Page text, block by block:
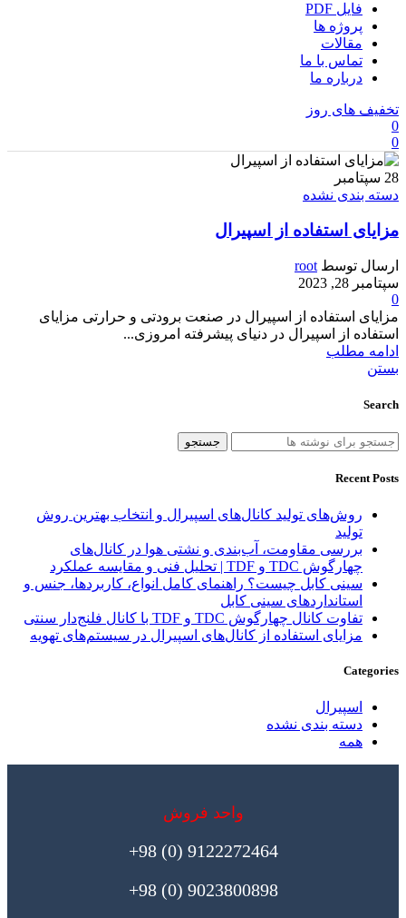
فایل PDF
پروژه ها
مقالات
تماس با ما
درباره ما
تخفیف های روز
0
0
28 سپتامبر
دسته بندی نشده
مزایای استفاده از اسپیرال
ارسال توسط root
سپتامبر 28, 2023
0
مزایای استفاده از اسپیرال در صنعت برودتی و حرارتی مزایای
استفاده از اسپیرال در دنیای پیشرفته امروزی...
ادامه مطلب
بستن
Search
جستجو
Recent Posts
روش‌های تولید کانال‌های اسپیرال و انتخاب بهترین روش
تولید
بررسی مقاومت، آب‌بندی و نشتی هوا در کانال‌های
چهارگوش TDC و TDF | تحلیل فنی و مقایسه عملکرد
سینی کابل چیست؟ راهنمای کامل انواع، کاربردها، جنس و
استانداردهای سینی کابل
تفاوت کانال چهارگوش TDC و TDF با کانال فلنج‌دار سنتی
مزایای استفاده از کانال‌های اسپیرال در سیستم‌های تهویه
Categories
اسپیرال
دسته بندی نشده
همه
واحد فروش
9122272464 (0) 98+
9023800898 (0) 98+